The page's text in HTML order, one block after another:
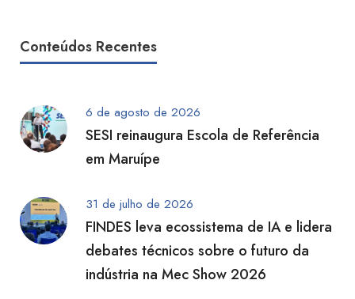
Conteúdos Recentes
6 de agosto de 2026
SESI reinaugura Escola de Referência
em Maruípe
31 de julho de 2026
FINDES leva ecossistema de IA e lidera
debates técnicos sobre o futuro da
indústria na Mec Show 2026